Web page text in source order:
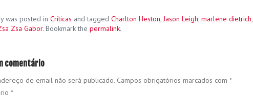
was posted in Críticas and tagged Charlton Heston,Jason Leigh, marlene dietrich,
Zsa Gabor. Bookmark the permalink.
comentário
de email não será publicado. Campos obrigatórios marcados com *
*